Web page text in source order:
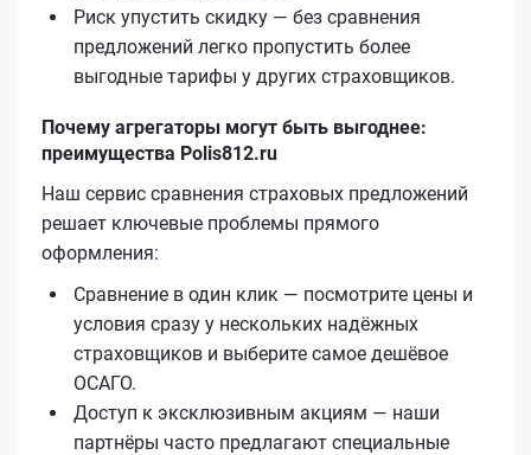
Риск упустить скидку — без сравнения
предложений легко пропустить более
выгодные тарифы у других страховщиков.
Почему агрегаторы могут быть выгоднее:
преимущества Polis812.ru
Наш сервис сравнения страховых предложений
решает ключевые проблемы прямого
оформления:
Сравнение в один клик — посмотрите цены и
условия сразу у нескольких надёжных
страховщиков и выберите самое дешёвое
ОСАГО.
Доступ к эксклюзивным акциям — наши
партнёры часто предлагают специальные